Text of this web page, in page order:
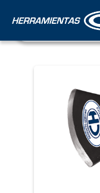
¡Póngase en contacto!